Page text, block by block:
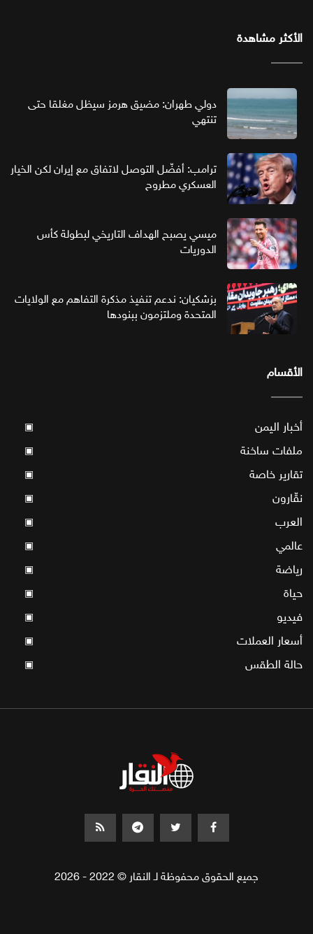
الأكثر مشاهدة
دولي طهران: مضيق هرمز سيظل مغلقا حتى
تنتهي
ترامب: أفضّل التوصل لاتفاق مع إيران لكن الخيار
العسكري مطروح
ميسي يصبح الهداف التاريخي لبطولة كأس
الدوريات
بزشكيان: ندعم تنفيذ مذكرة التفاهم مع الولايات
المتحدة وملتزمون ببنودها
الأقسام
أخبار اليمن ▣
ملفات ساخنة ▣
تقارير خاصة ▣
نقّارون ▣
العرب ▣
عالمي ▣
رياضة ▣
حياة ▣
فيديو ▣
أسعار العملات ▣
حالة الطقس ▣
جميع الحقوق محفوظة لـ النقار © 2022 - 2026